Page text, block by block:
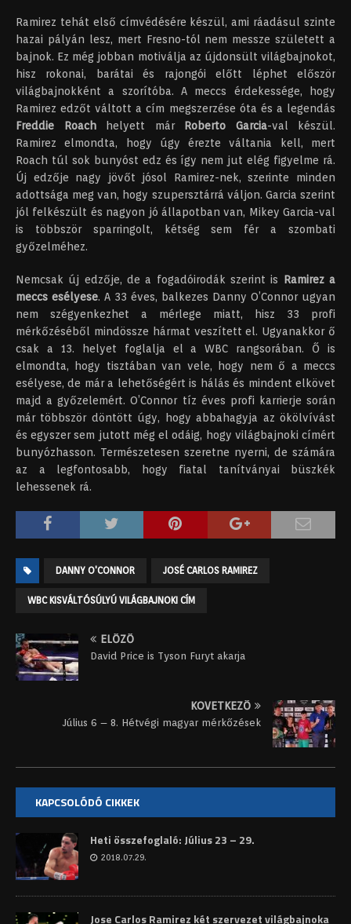
Ramirez tehát első címvédésére készül, ami ráadásul szinte
hazai pályán lesz, mert Fresno-tól nem messze született a
bajnok. Ez még jobban motiválja az újdonsült világbajnokot,
hisz rokonai, barátai és rajongói előtt léphet először
világbajnokként a szorítóba. A meccs érdekessége, hogy
Ramirez edzőt váltott a cím megszerzése óta és a legendás
Freddie Roachhelyett már Roberto Garcia-val készül.
Ramirez elmondta, hogy úgy érezte váltania kell, mert
Roach túl sok bunyóst edz és így nem jut elég figyelme rá.
Új edzője nagy jövőt jósol Ramirez-nek, szerinte minden
adottsága meg van, hogy szupersztárrá váljon. Garcia szerint
jól felkészült és nagyon jó állapotban van, Mikey Garcia-val
is többször sparringolt, kétség sem fér a szombati
győzelméhez.
Nemcsak új edzője, de a fogadóirodák szerint is
Ramirez a
meccs esélyese. A 33 éves, balkezes Danny O’Connor ugyan
nem szégyenkezhet a mérlege miatt, hisz 33 profi
mérkőzéséből mindössze hármat veszített el. Ugyanakkor ő
csak a 13. helyet foglalja el a WBC rangsorában. Ő is
elmondta, hogy tisztában van vele, hogy nem ő a meccs
esélyese, de már a lehetőségért is hálás és mindent elkövet
majd a győzelemért. O’Connor tíz éves profi karrierje során
már többször döntött úgy, hogy abbahagyja az ökölvívást
és egyszer sem jutott még el odáig, hogy világbajnoki címért
bunyózhasson. Természetesen szeretne nyerni, de számára
az a legfontosabb, hogy fiatal tanítványai büszkék
lehessenek rá.
DANNY O'CONNOR JOSÉ CARLOS RAMIREZ
WBC KISVÁLTÓSÚLYÚ VILÁGBAJNOKI CÍM
ELŐZŐ
David Price is Tyson Furyt akarja
KÖVETKEZŐ
Július 6 – 8. Hétvégi magyar mérkőzések
KAPCSOLÓDÓ CIKKEK
Heti összefoglaló: Július 23 – 29.
2018.07.29.
Jose Carlos Ramirez két szervezet világbajnoka